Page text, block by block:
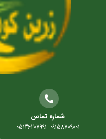
شماره تماس
09158709001- 05136207991